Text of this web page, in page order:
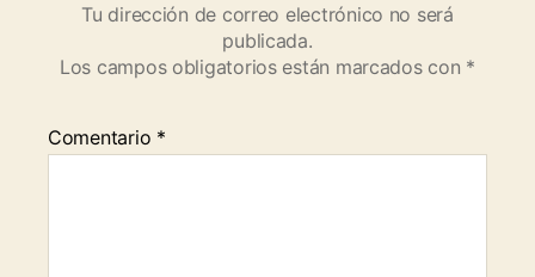
Tu dirección de correo electrónico no será
publicada.
Los campos obligatorios están marcados con *
Comentario *